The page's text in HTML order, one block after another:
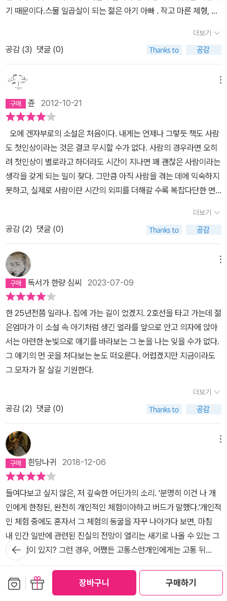
장바구니 구매하기
나부끼고 있어 하늘을 날고 있는 천사들의 무리 같았다. 버드는 그녀
간에 버드의 눈에 들어온 이 광경은, 이런 상황이 아니라 아들을 맞이
지 한 장면이다. 그러나 그녀들의 불안과 기대, 기쁨이 무엇인지 알고
있기에, 독자(讀者)인 나는 그의 격렬한 몸서리침에 공감한다. 오래
버티지 못할 것이라는 의사의 말과 달리 상태가 호전되고 있는 아기
술을 거부하고 아기를 쇠약사할 때까지 한 개인 병원에 맡기기로 한
다. 그러나 약속된 병원에 가는 길에, 우묵배미를 맴돌며 같은 자리로
돌아오는, 그는 내면의 극심한 갈등이 있음을 보여준다. 차에 함께 타
고 있는 히미코와 그는 긴장감 때문에 침묵만을 지키고 있다. 이 갈등
의 고조 상태에서 작품이 끝났다면 더 좋지 않았을까 생각했다. 작가
의 말을 읽다보니, 한 아버지로서 쓸 수밖에 없었던 결말이었다고 고
백하고 있다. 작가에게 이 글은 과정이었다는 생각이 든다. 고통을 받
글로 쓰는 것에도 넘어설 수 없는 한계가 있었던 것으로 보인다. 작가
이지만 그 한계를 넘을 수 없었던, 한 아버지의 아픔이 보였다. 첫아
이가 머리에 기형을 지닌 채 탄생하면서 그는 ”일찍이 없던 동요를 경
험하게 되었다.(「아사히 신문」 1994)“고 한다. 그는 거기서 회복되어
가기 위해 이 『개인적인 체험』을 썼다고 한다. 그의 다른 작품들에도
아들 히카리와 관련된 소재들이 등장한다. 『만엔 원년의 풋볼』에서는
아기가 죽은 것으로 그려지고 있다. 그에게 있어 이 고통은 작품에서
함께 갈 수밖에 없는 것으로 보인다. 남은 인생을 아들과 동행했듯이.
음반을 낸 아들 오에 히카리의 음악 안에서 슬픔의 덩어리를 보는 아
전부터 그의 내부에 있었다고 말할 수 있겠다. 그러나 처음 CD가 만
들어지고 그것을 스스로 되풀이해 듣는 것을 포함한 교육으로, 그는
이 덩어리를 비로소 대상화할 수 있었던 것이다. 그처럼 슬픈 마음을
되풀이하여 표현하고 그렇게 하여 인생은 깊어진다. 그 슬픔, 혹은 괴
로움과의 만남은 비참한 것만은 아니지 않은가 하는 소리를 역시 나
는 예상하고 있었다. 그러나 표현에는 그 자체를 만드는 손을 치유하
고 회복시키는 힘이 있다고 나는 경험으로써 알고 있다. (『소설의 방
법』 오에 겐자부로, 235p)”
대답이 나와 내 생각을 만족시켰다. 소설은 이후 약 1주일을 배경으로
주일 동안이나 어떻게 한 번도 호소하지 않았을까? 무지 아팠는데 참
았을까? 진짜로 무진장 아팠지만 작가가 생각하기에 그건 이 책에선
아픔도 아니라서 오에 겐자부로가 일부러 모른 척했을까? 난 소설이
끝날 때까지 이 의문에서 벗어나지 못했다) 하여간 젊은 아빠가 온갖
의사副醫師의 전화를 받았으나 어째 전화 속의 목소리가 심상찮다.
아이가 나오긴 나왔지만, 머리뼈에 이상이 생겨 뇌헤르니아 상태라서
아이의 머리통이 수박만 하다는 거다. 헤르니아, 라면 탈장을 얘기하
는 거고, 뇌헤르니아라면 뇌가 머리뼈의 빈 곳을 통해 두개골 밖으로
누출 되었다는 얘긴데, 그게 수박만 하다면 뇌의 거의 전부가 흘러나
왔다고 봐야 하는 것이고, 진짜로 산부인과의 정,부의사는 뇌헤르니
아로 진단하여 아이를 대학병원으로 옮기자는 말을 하기 위해 버드에
게 전화를 한 것이다. 갓난 아이의 두개골을 열고 뇌를 안으로 밀어 넣
어야 하는 수술. 수술이 극적으로 성공해도 살아날 가능성 별로 없고,
5%. 수술이 대성공을 거두어 식물인간이 아니라 지체장애로 살아야
할 확률이 나머지 5%. 그러느니 차라리 아이를 방치하여 죽음에 이
르게 하는 것이 부모한테도, 아이한테도 훨씬 나은, 효과적인, 바람직
한, 심지어 자비로운 일이 아닐까. 부모가 아이보다 먼저 생을 뜨는 것
이 일반적인데, 그럴 경우 정말로 수술이 대성공을 거두어 지체장애
가 된 성인 자녀는 남은 생애를 어떻게 해야 한단 말인가. 당신 같으
면 어떻게 할 것인가? 실제로 오에 겐자부로의 큰 아들이 바로 이런
경우였다. 난 더 이상 단 한 마디도 보태지 않겠다.
농담이라도 들었다는 듯이 반복했다. 그러고는 버드를 향해, 라기 보
어나는 편이 좋은 건지 어떤지 확실히 알 수 없는 시대니까.”- 63“분
유도 힘차게 빨고, 팔다리의 움직임도 활발해요.”도대체 무엇을 위해
분유를 빨고 무엇 때문에 움직여? 하고 원망스럽게 묻고 싶은 것을
버드는 참았다. 버드는 대책 없는 불평꾼이 되어 가는 자신에게 혐오
감을 느꼈다. - 125몇 번짼가 잠이 깼을 때, 버드는 자신이 집행유예
의 어정쩡한 상태에 있다는 사실을 새삼 느꼈다. 그리고 버드는 자신
이 지금 외톨이가 아니라 히미코와 함께 밤을 보내고 있는 사실에서
뜻밖에도 깊고 강한 위로를 발견했다. 버드가 어른이 되고 나서 그처
럼 타인을 필요로 한 것은 이번이 처음이었다. - 1762018. may.
의 고통을 가족이라는 이름으로 앓고 있는 것이라고. 오에 겐자부로
의 <개인적인 체험>을 읽어야 겠다는 생각이 든 것은 바로 그때였다.
새를 닮은 외모 때문에 버드라는 별명으로 불리던 주인공은 아프리카
혼을 하고 아내가 출산에 이르도록 아프리카를 향한 꿈을 유예시킨
다. 그리고는 이윽고 장애를 갖은 아들이 태어나자 꿈을 이뤄야겠다
는 욕구를 불현듯 폭발시킨다. 버드가 꾸었던 꿈은 결국 아프리카가
아닌 현실도피였던 것이 아닌가. 나도 그렇다. 버드와 다른 것이 있다
면 특별히 내가 떠나가고 싶었던 곳은 없다는 것이다. 그저 여기가 아
니라면 어디라도 좋다는 심정으로 막연한 유랑을 그리워했다. 그건
젊은 시절 한 때의 일탈과 같은 방황일 수도 있었겠지만, 그후로도 쭉
나는 어딘가를 그리워 한다. 본래 손에 잡히지 않는 것이 더 간절한 법
이니까. 머리에 혹을 달고 태어난 아기를 죽도록 방치하고 아프리카
서는 선택을 하면서 이렇게 말한다. '이 현실의 삶을 살아 낸다고 하는
것은 결국 정통적으로 살도록 강요당하는 것인 모양이네요. 기만의
올무에 걸려 버릴 작정을 하고 있는데도 어느 샌가 그것을 거부하지
않을 수 없게 되어 버리는 그런 식으로요.'(274쪽) 뇌가 두개골 밖으
로 비어져 나온 뇌 헤르니아라는 끔찍한 장애가 아니라 단순한 혹을
달고 태어났을 뿐으로 수술후 어느정도 정상아의 모습을 찾은 버드의
아이와 현실도피를 실현하지 않은 버드의 용기를 칭찬하는 가족들의
마지막 장면은 좀 실망스럽다. 차라리 아이를 죽이고 자유를 택했다
거나, 또는 아기를 거부하고 싶은 인간에게 손을 빌려 주는 의사(234
쪽)로 부터 아이를 되찾고자 달려가는 버드가 사고사 했더라면 하는
사악한 결말을 생각해 본다. 사회적 지탄을 받아 마땅한 지독한 에고
이겠지만 문학은 실제로는 다다를 수 없는 상상의 표현이기도 하니
발과 사용에 반대하고 평화를 희구하며 전쟁을 영구히 포기하며, 어
89 쪽)을 수호하는 등의 평화적 노력에 더 깊이 관여하게 된다. 한편
버드와 함께 아프리카로 떠날 꿈을 꾸던 여자친구 히미코는 다원적
세계에 대해 말하는데, 다원적 세계란 이를테면 현실의 버드가 장애
를 가진 아들을 받아들이고 그와 함께 공존하는 쪽을 선택한다면, 또
다른 세계의 버드는 아들을 죽이고 아프리카로 자유를 찾아 떠난다는
것이다. 다만 현실의 버드는 이쪽이든 저쪽이든 선택할 뿐이다. 히미
코의 이러한 상상은 현실의 내가 어떤 선택을 하든 또다른 세계의 나
는 내가 선택하지 못한 다른 경우를 경험할 것이라는 독특한 세계관
이다. 지금의 나는 일상이라는 현실을 떠나지 못하지만 또다른 세계
의 나는 어떠한 당위도 없이 자유롭게 지내고 있는 것이다. 상상일 뿐
이지만, 어쩐지 자유롭다. 자신을 기만하지 않는 쪽을 택한 버드나 소
중함을 택한 만화가 김수박이 말하는 자유와는 조금 다르지만.
기 때문이다.스물 일곱살이 되는 젊은 아기 아빠 . 작고 마른 체형, 부
프리카를 여행하는 게 꿈인 학원강사.술을 마시느라 대학원을 마치지
못해 정상적인 직장을 구하지 못하고 대학교수인 장인의 힘을 빌어사
설학원 강사가 된 사람, 아직 아기 아빠가 될 준비가 안 된 그에게 기
형적인 아이가 태어난다.사실 결혼 후, 나는 그 감옥 안에 있는 것이지
뚜껑을 꽝 하고 내리 덮어 버릴 것이다.이렇게 결혼 생활 자체에 두려
움과 혐오를 동시에 갖고 있는 그가태어날 아이에 대한 두려움 때문
에 거리를 방황하고 급기야는 태어난 아기가 두개골 결손으로 뇌의
내용물이 빠져 나와 머리에 커다란 혹이 또 하나 달린 듯한 '뇌헤르니
아'라는 소릴 듣자 완전히 일상에서건 꿈에서건 탈출하고 싶어서 버
둥거린다.아기를 물건취급하면서 병원 개업한 이래 처음 보는 아이라
고 의학적인 사례에만 관심이 있는 의사나 그 아기가 얼른 자기 생활
에서 없어져주기를 바라는 버드나 모두 반쯤은 미친 상태이다.병원에
입원한 아내를 장모에게 맡겨두고 자신은 대학교 시절 여자친구 집으
식대로 표현하자면 '성의 엑스퍼트'를 만나지만그런 것들이 위안을 주
기에는 버드 내면의 수치심이 만만치 않다.결국 바닥까지 내려 앉았
던 버드는 다시 힘을 낸다.일본인 여자와 사랑의 도피행각을 벌이다
결국 러시아로 쫓겨간 친구 데르체프 씨는국제적인 문제로 번질 것을
두려워한러시아 공사관 측 부탁을 받아 만나러 온 버드에게자기나라
말을 영어로 찾을 수 있는 사전을 주면서희망이라는 고국의 낱말 하
나를 적어준다.판도라의 상자 속에 있던 모든 것이 다 날아간 뒤 겨우
닫은 상자 안에 남아 있던 희망은여전히 버드에게도 효력을 발휘한
셈이다.오에 겐자부로는 노벨상을 받은 작가답게 문장이 참으로 유려
죽은 거인의 체온처럼 초여름의 훈김이 완전히 걷혀 버린 참이었다.
모든 이들이 살갗에 조금씩 남아 있는 낮 동안의 온기의 기억을 무의
식의 어둠 속에 더듬는 듯한 몸짓을 하며 모호한 한숨을 쉬고 있다.'역
자가 섬세하지 못한 탓이겠지만 '의'의 남발로 인한 짜증이 마구 솟구
쳐 오르는 것도 묘사가 아름다운 걸 완전히 감춰버리지 못했다.문장
이 아름다운 것으로 끝났다면 애석했을 테지만 책은 물론 아주 좋다.
펄펄 열이 났다가 열꽃이 피어 딱지가 앉고 슬슬 열이 내리고 얼굴도
다시 제자리를찾는홍역을 치루듯 버드가 살아낸 짧은 기간이 너무나
강렬해서 이제 막 성인의 길로 들어서는젊은이들 모두의 삶을 한꺼번
에 뭉뚱그려 본 것만 같다.버드의 개인적인 체험에서 시작해 이제는
전체의 체험으로 번진 것만 같다.함께 떠나기를 열망하는 히미코를
거절하면서 버드는'그건 나를 위해서지. 내가 도망만 치는 남자이기
면으로 마주 선 것이다. 내가 지금 하고 있는 '어떤 개인적인 체험'도
나를 한 단계 끌어올릴 거라고 믿자.설령, 그것이 너무나 힘든 일일지
더보기
공감 (3) 댓글 (0)
쥰 2012-10-21
오에 겐자부로의 소설은 처음이다. 내게는 언제나 그렇듯 책도 사람
도 첫인상이라는 것은 결코 무시할 수가 없다. 사람의 경우라면 오히
려 첫인상이 별로라고 하더라도 시간이 지나면 꽤 괜찮은 사람이라는
생각을 갖게 되는 일이 잦다. 그만큼 아직 사람을 겪는 데에 익숙하지
못하고, 실제로 사람이란 시간의 외피를 더해갈 수록 복잡다단한 면
에 있어서 냉엄한 평가를 받게 마련이다. 어떤 면에선 어쩔 수 없이라
도 동행해야 하는 것이 개개 인간의 사회적 관계라면 낱 권의 책이란
꼭 그럴 필요까지는 없다. 마음에 들지 않으면 읽지 않아도 전혀 상관
이 없고, 책으로서는(실제로는 작가) 도저히 참을 수 없을 모욕과 치
욕을 받는다고 해도 역시나 이쪽은 너무나 단조로운 일상이 이어지게
마련이다. 읽어야 할 책이라면 개인의 생으로는 감당 할 수 없이 많
다. 노벨 문학상 수상 작가의 소설은 따분하다는 설 같은 것이 은연
중에 떠돈다. 물론 그것은 노벨 문학상이라는 권위를 입은 몇몇 작가
들의 작품들을 광고에 넘어가 읽게 된 독자들의 푸념으로부터 나온
이야기일 것이다. 그러나 실제로 노벨 문학상 수상 작가의 작품들이
꼭 따분하지만은 않다. 개인적으로는 카뮈, 스타인백, 마리오 바르가
스 요사 같은 작가들의 작품은 재미면에서도 상당히 만족하며 읽었
다. 그리고 단 한 작품을 읽었을 뿐이지만 나는 이 목록에 오에 겐자부
로를 포함시켰다. 젊은 예비 아빠인 '버드'는 일상의 무기력으로부터
열망에서만 발생한다. 그런 그는 '뇌헤르니아'라는 치명적 결함을 가
진 자신의 아이의 출생으로 인해 악몽 같은 괴로움에 시달린다. 수술
을 해도 정상적인 생활의 가능 여부가 불투명한 아이를 두고 아프리
카행 적금을 위해 모아둔 돈을 사용해야 하는가, 그보다 자신이 저 '뇌
헤르니아'에게 자신의 삶을 잠식 당하는 건 아닌가 하는 절망과, 보통
의 도덕적인 양심의 목소리 사이에서 일어나는 갈등은 위선적이면서
위악적인 소시민의 심리 상태를 철저히 추궁한다. 대단히 차갑고 관
념적인 문체와 히스테릭한 분위기는 한층 강한 설득력과 흡인력을 주
는데 개인적으로는 그 기이함이 카프카를 연상시키는 면이 있었
다. 독자에 따라서는 다소 낙관적이고 급작스러운 도덕적 선회로 보
이는 소설의 결말이 맥을 빠지게 한다고 생각할지도 모르겠다. 나 역
시 어떻게든 절망의 진창에서 버드가 빠져나오기를 바라는 마음이 들
더보기
공감 (2) 댓글 (0)
독서가 한량 심씨 2023-07-09
한 25년전쯤 일라나. 집에 가는 길이 었겠지. 2호선을 타고 가는데 젊
은엄마가 이 소설 속 아기처럼 생긴 얼라를 앞으로 안고 의자에 앉아
서는 아련한 눈빛으로 애기를 바라보는 그 눈을 나는 잊을 수가 없다.
그 애기의 먼 곳을 처다보는 눈도 떠오른다. 어렵겠지만 지금이라도
그 모자가 잘 살길 기원한다.
더보기
공감 (2) 댓글 (0)
흰당나귀 2018-12-06
들여다보고 싶지 않은, 저 깊숙한 어딘가의 소리. '분명히 이건 나 개
인에게 한정된, 완전히 개인적인 체험이아하고 버드가 말했다.'개인적
인 체험 중에도 혼자서 그 체험의 동굴을 자꾸 나아가다 보면, 마침
내 인간 일반에 관련된 진실의 전망이 열리는 새기로 나올 수 있는 그
런 체험이 있지? 그런 경우, 어쨌든 고통스런개인에게는 고통 뒤
의 열매가 주어지는 것이고, 흑암의 동굴에서괴로운 경험을 했지
만 땅 위로 나올 수가 있음과 동시에 금화 주머니를 손에 넣었던 톰 소
여처럼! 그런데 지금 내가 개인적으로체험하고 있는 고역이란 놈
더보기
공감 ( 2 )댓글 (0)
뒤로가
기